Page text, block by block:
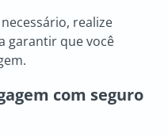
realize
garantir que você
com seguro